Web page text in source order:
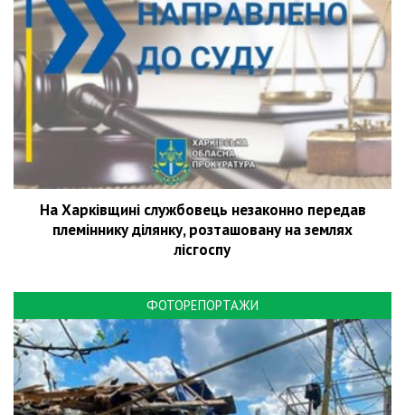
На Харківщині службовець незаконно передав
племіннику ділянку, розташовану на землях
лісгоспу
ФОТОРЕПОРТАЖИ